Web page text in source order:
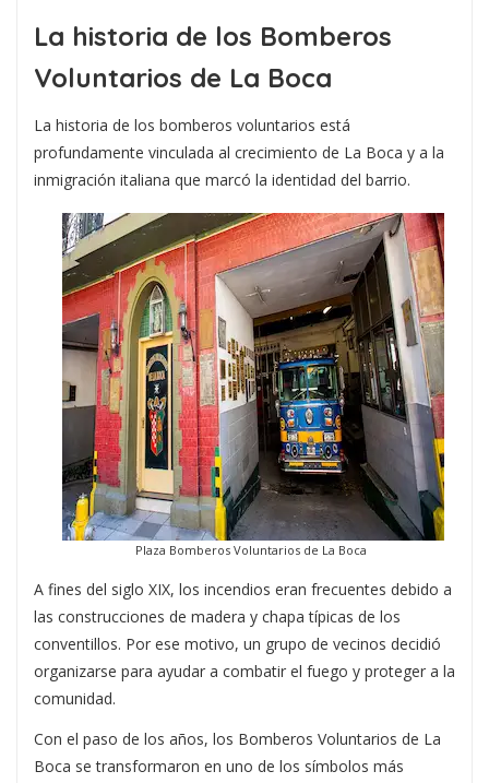
La historia de los Bomberos
Voluntarios de La Boca
La historia de los bomberos voluntarios está
profundamente vinculada al crecimiento de La Boca y a la
inmigración italiana que marcó la identidad del barrio.
Plaza Bomberos Voluntarios de La Boca
A fines del siglo XIX, los incendios eran frecuentes debido a
las construcciones de madera y chapa típicas de los
conventillos. Por ese motivo, un grupo de vecinos decidió
organizarse para ayudar a combatir el fuego y proteger a la
comunidad.
Con el paso de los años, los Bomberos Voluntarios de La
Boca se transformaron en uno de los símbolos más